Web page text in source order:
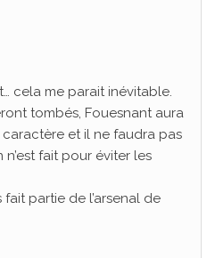
cela me parait inévitable.
tombés, Fouesnant aura
et il ne faudra pas
fait pour éviter les
partie de l’arsenal de